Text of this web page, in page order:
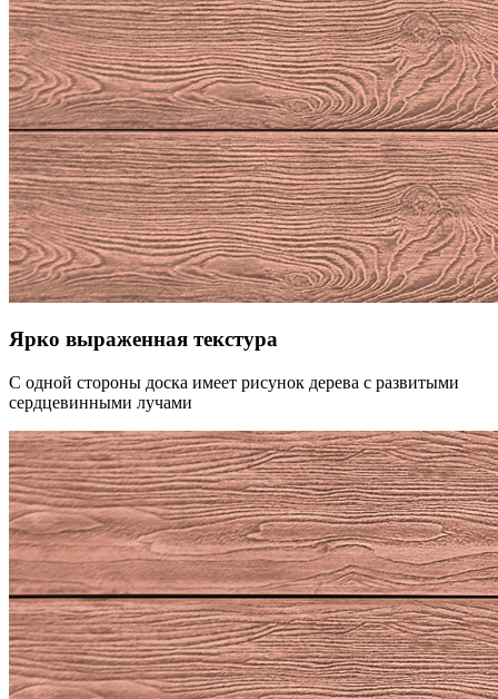
Ярко выраженная текстура
С одной стороны доска имеет рисунок дерева с развитыми
сердцевинными лучами